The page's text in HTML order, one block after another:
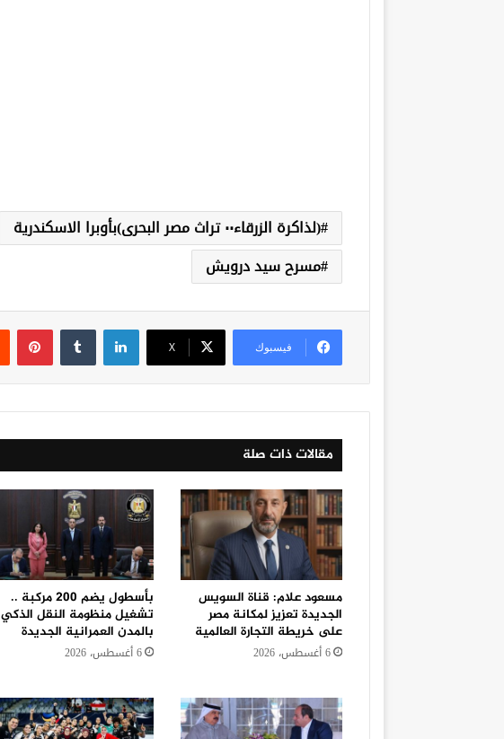
(لذاكرة الزرقاء٠٠ تراث مصر البحرى)بأوبرا الاسكندرية
مسرح سيد درويش
فيسبوك ‫X
لينكدإن بينتيريست
مقالات ذات صلة
مسعود علام: قناة السويس
الجديدة تعزيز لمكانة مصر
على خريطة التجارة العالمية
6 أغسطس، 2026
بأسطول يضم 200 مركبة ..
تشغيل منظومة النقل الذكي
بالمدن العمرانية الجديدة
6 أغسطس، 2026